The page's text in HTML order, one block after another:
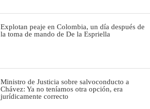
Explotan peaje en Colombia, un día después de
la toma de mando de De la Espriella
Ministro de Justicia sobre salvoconducto a
Chávez: Ya no teníamos otra opción, era
jurídicamente correcto